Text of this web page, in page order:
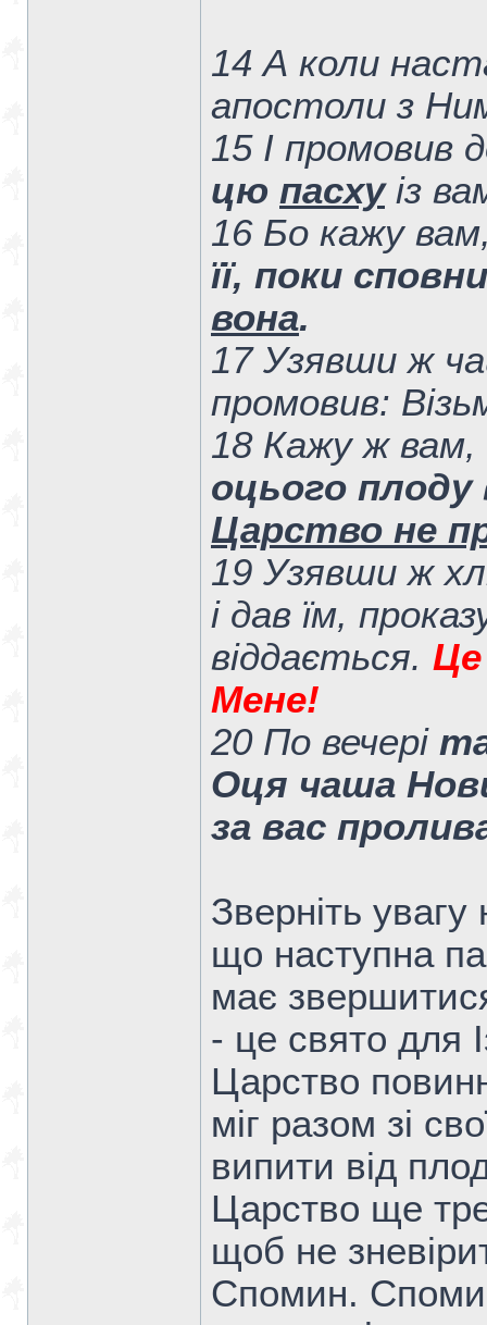
14 А коли
апостоли з
15 І промовив
цю пасхуіз
16 Бо кажу
її, поки
вона.
17 Узявши ж
промовив:
18 Кажу ж
оцього
Царство не
19 Узявши ж
і дав їм,
віддається. Це
Мене!
20 По вечері
Оця чаша
за вас
Зверніть
що наступна
має
- це свято для
Царство
міг разом зі
випити від
Царство ще
щоб не
Спомин.